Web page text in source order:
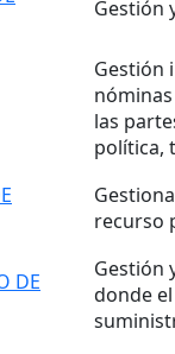
Gestión
Gestión
las
política,
recurso
DE
Gestión
donde